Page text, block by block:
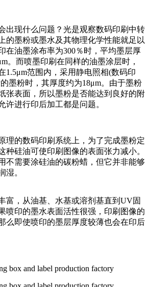
出现什么问题？光是观察数码印刷中转
的墨粉或墨水及其物理化学性能就足以
在油墨涂布率为300％时，平均墨层厚
。而喷墨印刷在同样的油墨涂层时，
1.5μm范围内，采用静电照相(数码印
墨粉时，其厚度约为18μm。由于墨粉
张表面，所以墨粉是否能达到良好的附
许进行印后加工都是问题。
理的数码印刷系统上，为了完成墨粉定
种硅油可使印刷图像的表面张力减小。
不需要涂硅油的碳粉蜡，但它并非能够
湿。
富，从油基、水基或溶剂基直到UV固
喷印的墨水表面活性很强，印刷图像的
么即使喷印的墨层厚度较薄也会在印后